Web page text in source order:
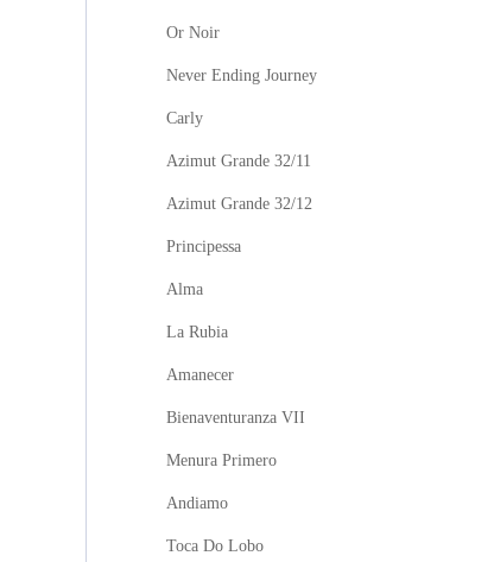
Or Noir
Never Ending Journey
Carly
Azimut Grande 32/11
Azimut Grande 32/12
Principessa
Alma
La Rubia
Amanecer
Bienaventuranza VII
Menura Primero
Andiamo
Toca Do Lobo